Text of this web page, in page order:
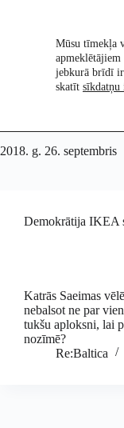
2018. g. 26. septembris
Demokrātija IKEA
Katrās Saeimas
nebalsot ne par
tukšu aploksni, lai
nozīmē?
Re:Baltica
Mūsu tīmekļa
jebkurā brīdī ir
skatīt sīkdatņu